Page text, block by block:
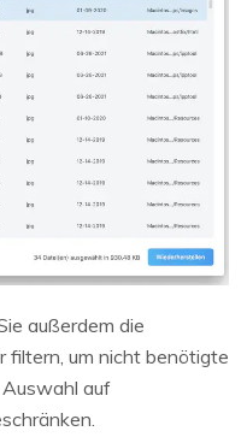
außerdem die
filtern, um nicht benötigte
auf